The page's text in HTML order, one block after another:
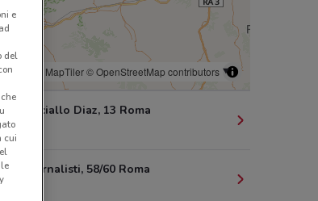
© MapTiler© OpenStreetMap contributors
Maresciallo Diaz, 13 Roma
Giornalisti, 58/60 Roma
e
del
cui